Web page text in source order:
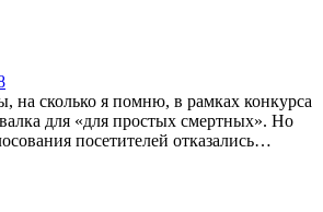
на сколько я помню, в рамках конкурса
для «для простых смертных». Но
посетителей отказались…